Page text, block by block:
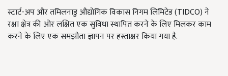
स्टार्ट-अप और तमिलनाडु औद्योगिक विकास निगम लिमिटेड (TIDCO) ने
रक्षा क्षेत्र की ओर लक्षित एक सुविधा स्थापित करने के लिए मिलकर काम
करने के लिए एक समझौता ज्ञापन पर हस्ताक्षर किया गया है.